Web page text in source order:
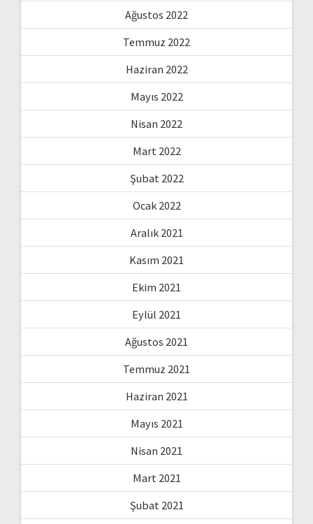
Ağustos 2022
Temmuz 2022
Haziran 2022
Mayıs 2022
Nisan 2022
Mart 2022
Şubat 2022
Ocak 2022
Aralık 2021
Kasım 2021
Ekim 2021
Eylül 2021
Ağustos 2021
Temmuz 2021
Haziran 2021
Mayıs 2021
Nisan 2021
Mart 2021
Şubat 2021